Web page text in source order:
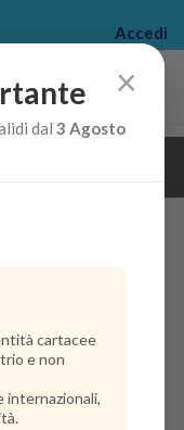
>
Accedi
×
dal3 Agosto
cartacee
e non